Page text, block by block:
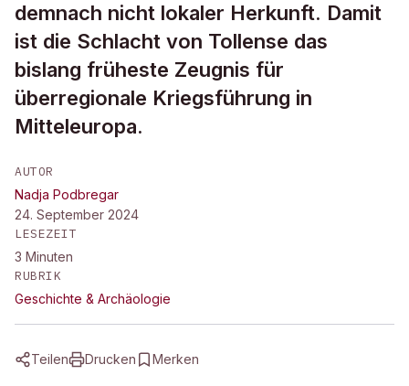
demnach nicht lokaler Herkunft. Damit
ist die Schlacht von Tollense das
bislang früheste Zeugnis für
überregionale Kriegsführung in
Mitteleuropa.
AUTOR
Nadja Podbregar
24. September 2024
LESEZEIT
3 Minuten
RUBRIK
Geschichte & Archäologie
Teilen Drucken Merken